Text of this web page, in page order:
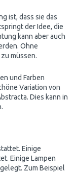
ist, dass sie das
der Idee, die
kann aber auch
Ohne
müssen.
und Farben
Variation von
Dies kann in
Einige
Einige Lampen
Zum Beispiel